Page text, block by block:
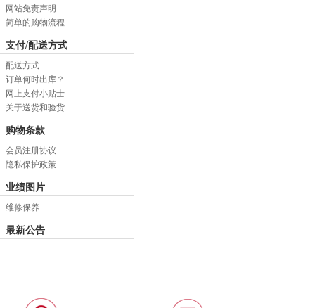
网站免责声明
简单的购物流程
支付/配送方式
配送方式
订单何时出库？
网上支付小贴士
关于送货和验货
购物条款
会员注册协议
隐私保护政策
业绩图片
维修保养
最新公告